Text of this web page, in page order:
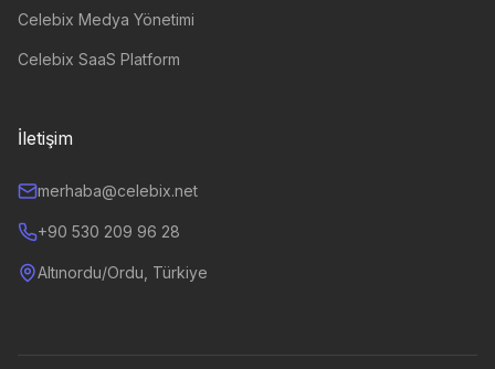
Celebix Medya Yönetimi
Celebix SaaS Platform
İletişim
merhaba@celebix.net
+90 530 209 96 28
Altınordu/Ordu, Türkiye